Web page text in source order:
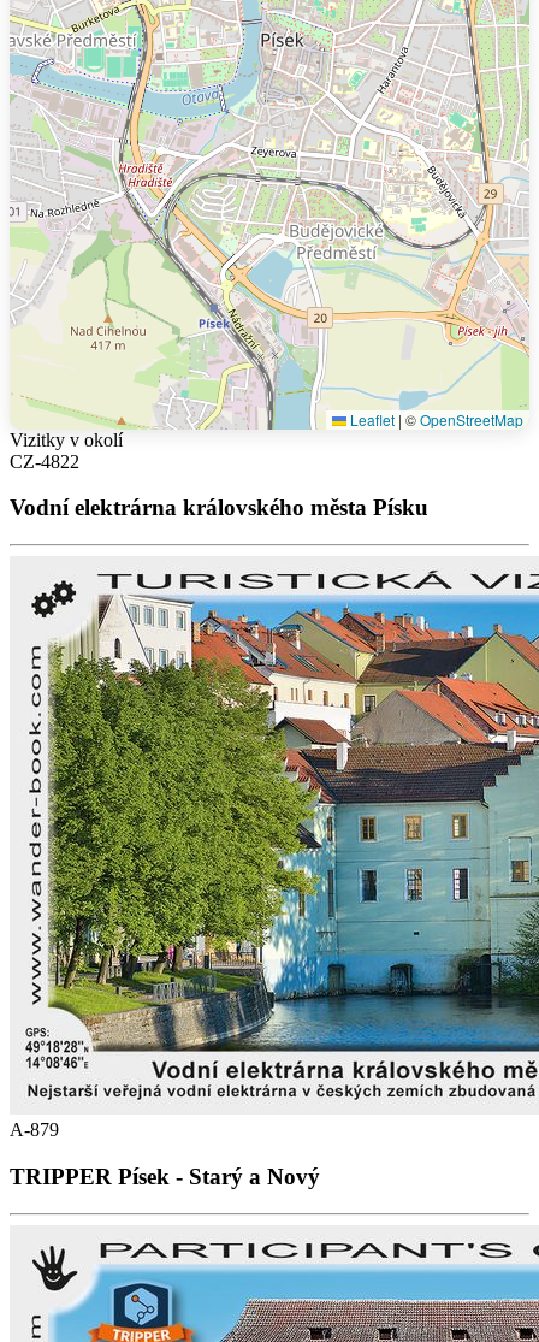
Leaflet | ©OpenStreetMap
Vizitky v okolí
CZ-4822
Vodní elektrárna královského města Písku
A-879
TRIPPER Písek - Starý a Nový